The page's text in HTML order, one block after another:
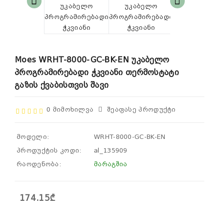
Moes WRHT-8000-GC-BK-EN Უკაბელო
Პროგრამირებადი Ჭკვიანი Თერმოსტატი
Გაზის Ქვაბისთვის Შავი
0 Მიმოხილვა Შეაფასე Პროდუქტი
მოდელი:
WRHT-8000-GC-BK-EN
პროდუქტის კოდი:
al_135909
რაოდენობა:
მარაგშია
174.15₾